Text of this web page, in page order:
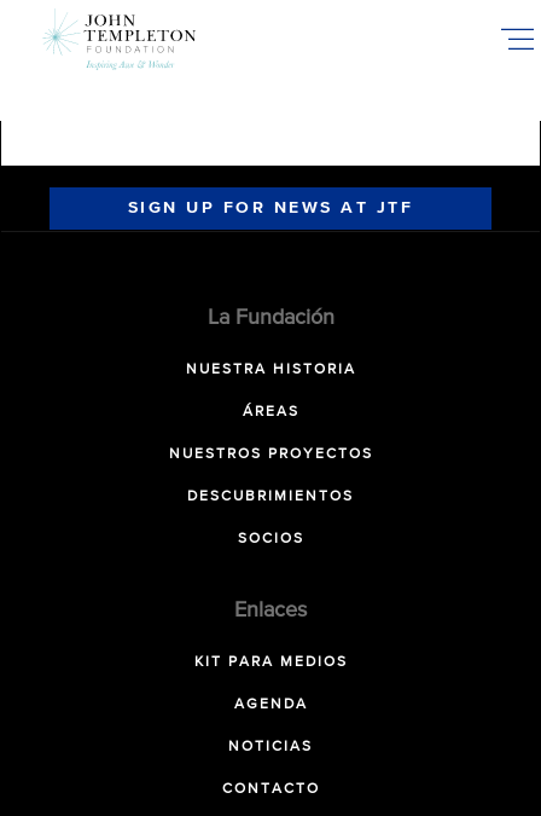
SIGN UP FOR NEWS AT JTF
La Fundación
NUESTRA HISTORIA
ÁREAS
NUESTROS PROYECTOS
DESCUBRIMIENTOS
SOCIOS
Enlaces
KIT PARA MEDIOS
AGENDA
NOTICIAS
CONTACTO